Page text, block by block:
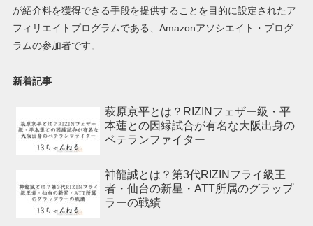
が紹介料を獲得できる手段を提供することを目的に設定されたア
フィリエイトプログラムである、Amazonアソシエイト・プログ
ラムの参加者です。
新着記事
萩原京平とは？RIZINフェザー級・平
本蓮との因縁試合が有名な大阪出身の
ベテランファイター
神龍誠とは？第3代RIZINフライ級王
者・仙台の新星・ATT所属のグラップ
ラーの戦績